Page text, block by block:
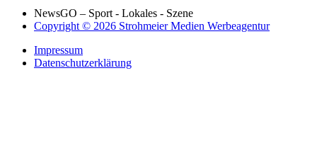
NewsGO – Sport - Lokales - Szene
Copyright © 2026 Strohmeier Medien Werbeagentur
Impressum
Datenschutzerklärung